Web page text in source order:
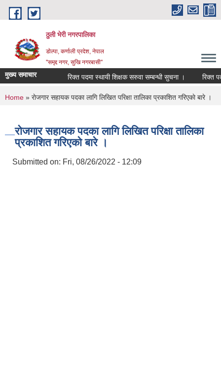
Skip to main content
ठुली भेरी नगरपालिका
डाेल्पा, कर्णाली प्रदेश, नेपाल
''समृद्द नगर, सुखि नगरबासी''
मुख्य समाचार रिक्त पदमा स्थायी शिक्षक सरुवा सम्बन्धी सुचना । रिक्त पदमा
You are here
Home » राेजगार सहायक पदका लागि लिखित परिक्षा तालिका प्रकाशित गरिएकाे बारे ।
राेजगार सहायक पदका लागि लिखित परिक्षा तालिका
प्रकाशित गरिएकाे बारे ।
Submitted on: Fri, 08/26/2022 - 12:09